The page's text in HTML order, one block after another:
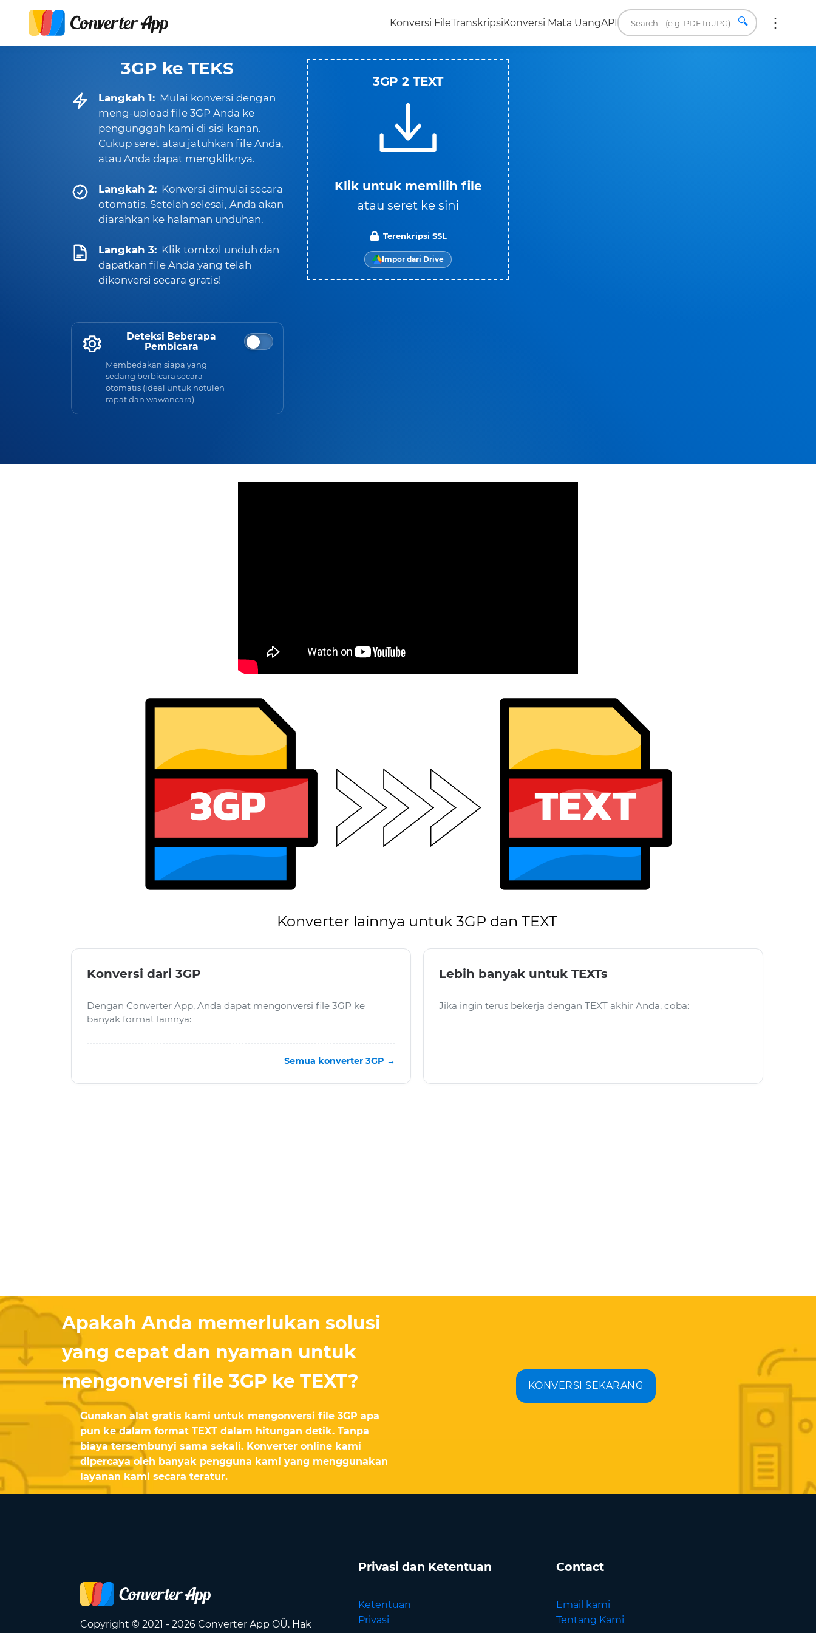
Konversi FileTranskripsiKonversi Mata UangAPI 🔍
3GP ke TEKS
Langkah 1: Mulai konversi dengan
meng-upload file 3GP Anda ke
pengunggah kami di sisi kanan.
Cukup seret atau jatuhkan file Anda,
atau Anda dapat mengkliknya.
Langkah 2: Konversi dimulai secara
otomatis. Setelah selesai, Anda akan
diarahkan ke halaman unduhan.
Langkah 3: Klik tombol unduh dan
dapatkan file Anda yang telah
dikonversi secara gratis!
Deteksi Beberapa
Pembicara
Membedakan siapa yang
sedang berbicara secara
otomatis (ideal untuk notulen
rapat dan wawancara)
3GP 2 TEXT
Klik untuk memilih file
atau seret ke sini
Terenkripsi SSL
Impor dari Drive
Konverter lainnya untuk 3GP dan TEXT
Konversi dari 3GP
Dengan Converter App, Anda dapat mengonversi file 3GP ke
banyak format lainnya:
Semua konverter 3GP →
Lebih banyak untuk TEXTs
Jika ingin terus bekerja dengan TEXT akhir Anda, coba:
Apakah Anda memerlukan solusi
yang cepat dan nyaman untuk
mengonversi file 3GP ke TEXT?
Gunakan alat gratis kami untuk mengonversi file 3GP apa
pun ke dalam format TEXT dalam hitungan detik. Tanpa
biaya tersembunyi sama sekali. Konverter online kami
dipercaya oleh banyak pengguna kami yang menggunakan
layanan kami secara teratur.
KONVERSI SEKARANG
Copyright © 2021 - 2026 Converter App OÜ. Hak
Privasi dan Ketentuan
Ketentuan
Privasi
Contact
Email kami
Tentang Kami